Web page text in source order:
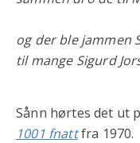
og der ble jammen
til mange Sigurd
Sånn hørtes det ut
1001 fnattfra 1970.